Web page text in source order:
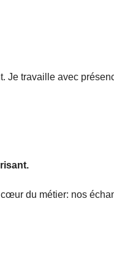
Je travaille avec
du métier: nos